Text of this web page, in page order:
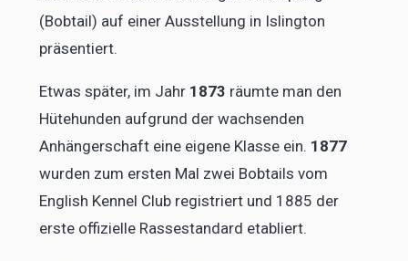
(Bobtail) auf einer Ausstellung in Islington
präsentiert.
Etwas später, im Jahr 1873 räumte man den
Hütehunden aufgrund der wachsenden
Anhängerschaft eine eigene Klasse ein. 1877
wurden zum ersten Mal zwei Bobtails vom
English Kennel Club registriert und 1885 der
erste offizielle Rassestandard etabliert.